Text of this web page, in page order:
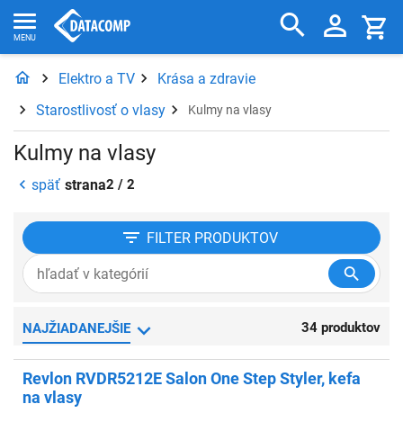
Elektro a TV
Krása a zdravie
Starostlivosť o vlasy
Kulmy na vlasy
Kulmy na vlasy
späť strana2 / 2
FILTER PRODUKTOV
NAJŽIADANEJŠIE 34 produktov
Revlon RVDR5212E Salon One Step Styler, kefa
na vlasy